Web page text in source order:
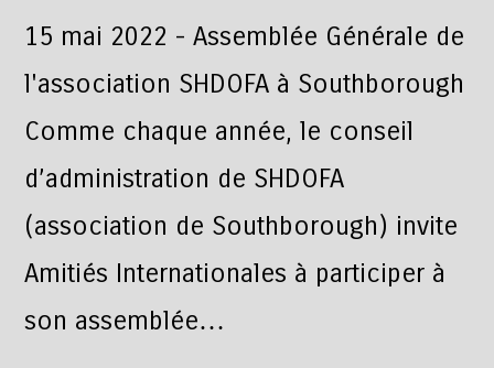
15 mai 2022 - Assemblée Générale de
l'association SHDOFA à Southborough
Comme chaque année, le conseil
d’administration de SHDOFA
(association de Southborough) invite
Amitiés Internationales à participer à
son assemblée…